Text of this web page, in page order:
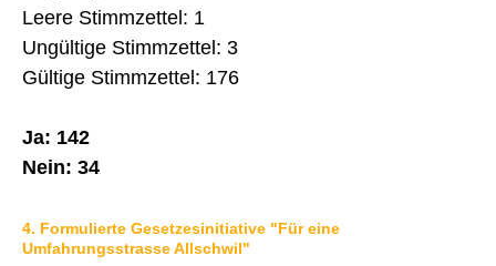
Leere Stimmzettel: 1
Ungültige Stimmzettel: 3
Gültige Stimmzettel: 176
Ja: 142
Nein: 34
4. Formulierte Gesetzesinitiative "Für eine
Umfahrungsstrasse Allschwil"